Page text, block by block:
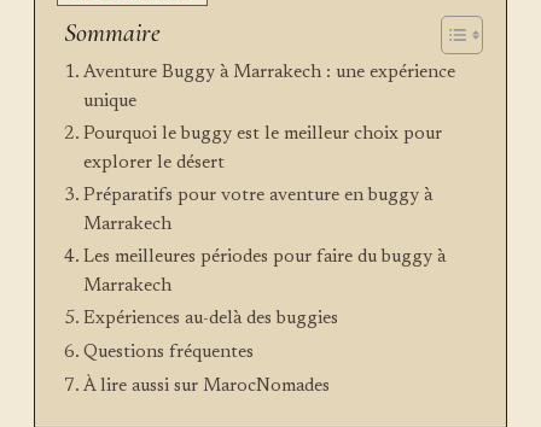
Sommaire
Aventure Buggy à Marrakech : une expérience
unique
Pourquoi le buggy est le meilleur choix pour
explorer le désert
Préparatifs pour votre aventure en buggy à
Marrakech
Les meilleures périodes pour faire du buggy à
Marrakech
Expériences au-delà des buggies
Questions fréquentes
À lire aussi sur MarocNomades